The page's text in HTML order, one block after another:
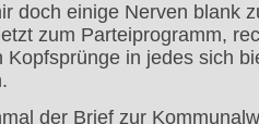
doch einige Nerven blank
zum Parteiprogramm,
Kopfsprünge in jedes sich
der Brief zur